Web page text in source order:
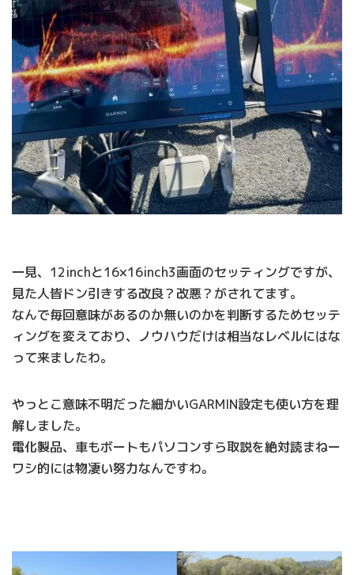
一見、12inchと16×16inch3画面のセッティングですが、
見た人皆ドン引きする改良？改悪？がされてます。
なんで毎回意味があるのか無いのかを判断するためセッテ
ィングを変えており、ノウハウだけは相当なレベルにはな
って来ましたわ。
やっとこ意味不明だった細かいGARMIN設定も使い方を理
解しました。
電化製品、車もボートもパソコンすら取説を絶対読まねー
ワシ的には物凄い努力なんですわ。